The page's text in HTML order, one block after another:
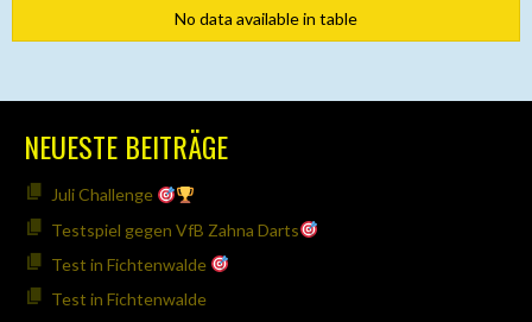
No data available in table
NEUESTE BEITRÄGE
Juli Challenge
Testspiel gegen VfB Zahna Darts
Test in Fichtenwalde
Test in Fichtenwalde